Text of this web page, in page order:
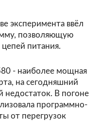
эксперимента ввёл
позволяющую
питания.
- наиболее мощная
на сегодняшний
В погоне
программно-
от перегрузок